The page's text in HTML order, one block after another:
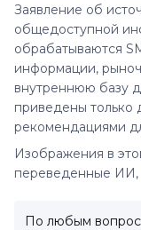
Заявление об
общедоступной
обрабатываются
информации,
внутреннюю базу
приведены только
рекомендациями
Изображения в
переведенные ИИ,
По любым